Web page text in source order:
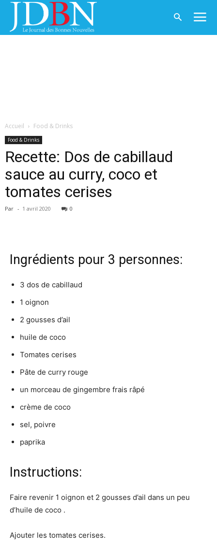
Accueil Food & Drinks
Food & Drinks
Recette: Dos de cabillaud
sauce au curry, coco et
tomates cerises
Par - 1 avril 2020 0
Ingrédients pour 3 personnes:
3 dos de cabillaud
1 oignon
2 gousses d’ail
huile de coco
Tomates cerises
Pâte de curry rouge
un morceau de gingembre frais râpé
crème de coco
sel, poivre
paprika
Instructions:
Faire revenir 1 oignon et 2 gousses d’ail dans un peu
d’huile de coco .
Ajouter les tomates cerises.